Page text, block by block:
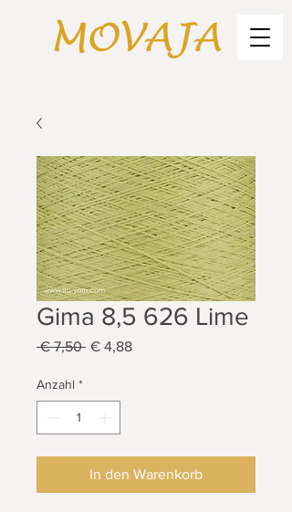
Gima 8,5 626 Lime
€ 7,50 Standardpreis
€ 4,88Sale-
Anzahl *
In den Warenkorb